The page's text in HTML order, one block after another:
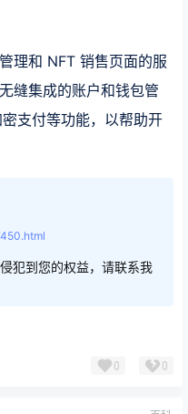
理和 NFT 销售页面的服
缝集成的账户和钱包管
支付等功能，以帮助开
犯到您的权益，请联系我
0 0